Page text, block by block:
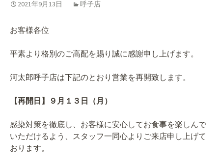
2021年9月13日 呼子店
お客様各位
平素より格別のご高配を賜り誠に感謝申し上げます。
河太郎呼子店は下記のとおり営業を再開致します。
【再開日】９月１３日（月）
感染対策を徹底し、お客様に安心してお食事を楽しんで
いただけるよう、スタッフ一同心よりご来店申し上げて
おります。